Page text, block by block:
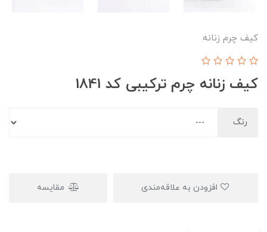
کیف چرم زنانه
کیف زنانه چرم ترکیبی کد 1841
رنگ
مقایسه